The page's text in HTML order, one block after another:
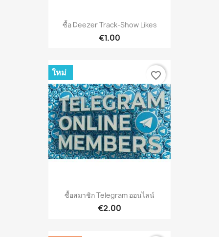
ซื้อ Deezer Track-Show Likes
€1.00
ซื้อสมาชิก Telegram ออนไลน์
€2.00
ใหม่ favorite_border